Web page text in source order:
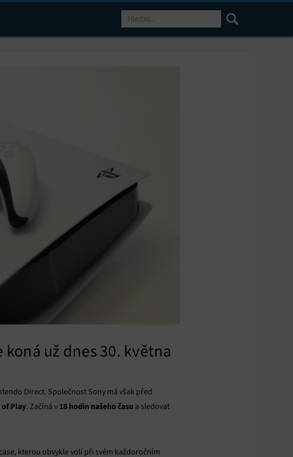
koná už dnes 30. května
Direct. Společnost Sony má však před
Play. Začíná v 18 hodin našeho času a sledovat
kterou obvykle volí při svém každoročním